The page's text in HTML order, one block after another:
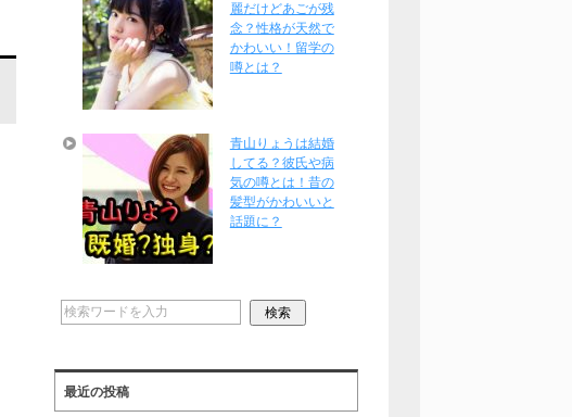
麗だけどあごが残
念？性格が天然で
かわいい！留学の
噂とは？
青山りょうは結婚
してる？彼氏や病
気の噂とは！昔の
髪型がかわいいと
話題に？
最近の投稿